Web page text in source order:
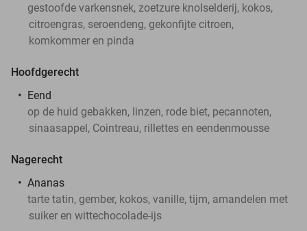
gestoofde varkensnek, zoetzure knolselderij, kokos,
citroengras, seroendeng, gekonfijte citroen,
komkommer en pinda
Hoofdgerecht
Eend
op de huid gebakken, linzen, rode biet, pecannoten,
sinaasappel, Cointreau, rillettes en eendenmousse
Nagerecht
Ananas
tarte tatin, gember, kokos, vanille, tijm, amandelen met
suiker en wittechocolade-ijs